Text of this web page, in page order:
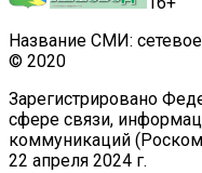
Название СМИ: сетевое
© 2020
Зарегистрировано
сфере связи,
коммуникаций
22 апреля 2024 г.